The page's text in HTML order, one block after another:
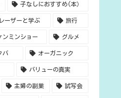
子なしにおすすめ(本）
ーザーと学ぶ 旅行
ンミンショー グルメ
バ オーガニック
バリューの真実
主婦の副業 試写会